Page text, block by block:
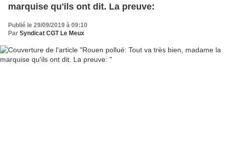
marquise qu'ils ont dit. La preuve:
Publié le 29/09/2019 à 09:10
Par Syndicat CGT Le Meux